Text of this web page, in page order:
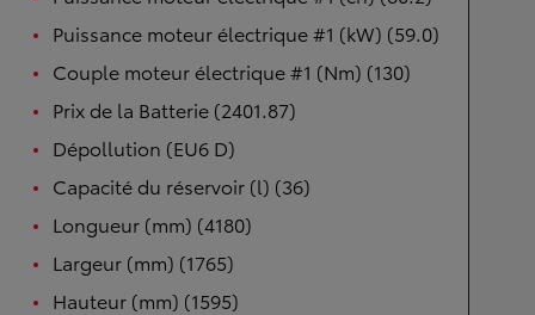
Puissance moteur électrique #1 (kW) (59.0)
Couple moteur électrique #1 (Nm) (130)
Prix de la Batterie (2401.87)
Dépollution (EU6 D)
Capacité du réservoir (l) (36)
Longueur (mm) (4180)
Largeur (mm) (1765)
Hauteur (mm) (1595)